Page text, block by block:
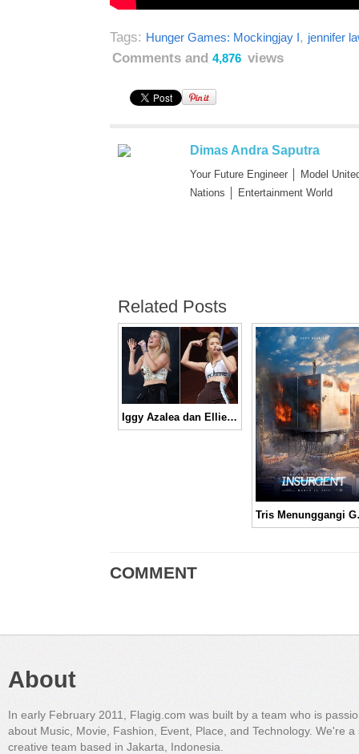
Tags: Hunger Games: Mockingjay I, jennifer
Comments and 4,876 views
Dimas Andra Saputra
Your Future Engineer │ Model
Nations │ Entertainment World
Related Posts
Iggy Azalea dan Ellie Goulding Berkolaborasi Untuk Film “Kingsman: The Secret Service”
Tris
COMMENT
About
In early February 2011, Flagig.com was built by a team who is
about Music, Movie, Fashion, Event, Place, and Technology. We're a
creative team based in Jakarta, Indonesia.